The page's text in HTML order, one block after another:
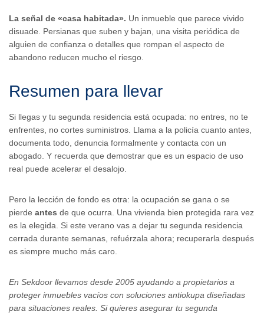
La señal de «casa habitada». Un inmueble que parece vivido
disuade. Persianas que suben y bajan, una visita periódica de
alguien de confianza o detalles que rompan el aspecto de
abandono reducen mucho el riesgo.
Resumen para llevar
Si llegas y tu segunda residencia está ocupada: no entres, no te
enfrentes, no cortes suministros. Llama a la policía cuanto antes,
documenta todo, denuncia formalmente y contacta con un
abogado. Y recuerda que demostrar que es un espacio de uso
real puede acelerar el desalojo.
Pero la lección de fondo es otra: la ocupación se gana o se
pierde antes de que ocurra. Una vivienda bien protegida rara vez
es la elegida. Si este verano vas a dejar tu segunda residencia
cerrada durante semanas, refuérzala ahora; recuperarla después
es siempre mucho más caro.
En Sekdoor llevamos desde 2005 ayudando a propietarios a
proteger inmuebles vacíos con soluciones antiokupa diseñadas
para situaciones reales. Si quieres asegurar tu segunda